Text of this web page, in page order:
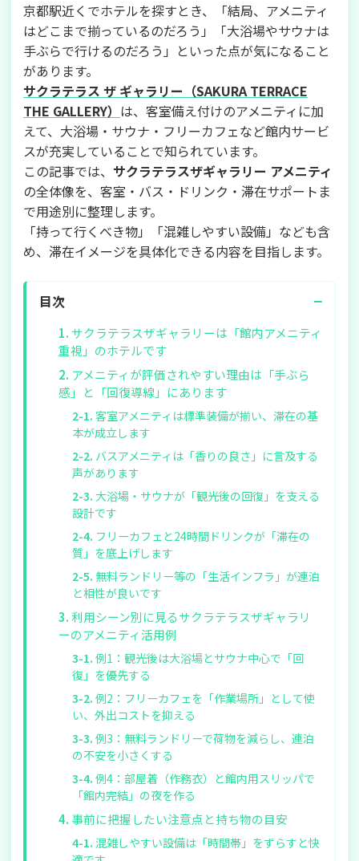
京都駅近くでホテルを探すとき、「結局、アメニティ
はどこまで揃っているのだろう」「大浴場やサウナは
手ぶらで行けるのだろう」といった点が気になること
があります。
サクラテラス ザ ギャラリー（SAKURA TERRACE
THE GALLERY） は、客室備え付けのアメニティに加
えて、大浴場・サウナ・フリーカフェなど館内サービ
スが充実していることで知られています。
この記事では、 サクラテラスザギャラリー アメニティ
の全体像を、客室・バス・ドリンク・滞在サポートま
で用途別に整理します。
「持って行くべき物」「混雑しやすい設備」なども含
め、滞在イメージを具体化できる内容を目指します。
目次 −
サクラテラスザギャラリーは「館内アメニティ
重視」のホテルです
アメニティが評価されやすい理由は「手ぶら
感」と「回復導線」にあります
客室アメニティは標準装備が揃い、滞在の基
本が成立します
バスアメニティは「香りの良さ」に言及する
声があります
大浴場・サウナが「観光後の回復」を支える
設計です
フリーカフェと24時間ドリンクが「滞在の
質」を底上げします
無料ランドリー等の「生活インフラ」が連泊
と相性が良いです
利用シーン別に見るサクラテラスザギャラリ
ーのアメニティ活用例
例1：観光後は大浴場とサウナ中心で「回
復」を優先する
例2：フリーカフェを「作業場所」として使
い、外出コストを抑える
例3：無料ランドリーで荷物を減らし、連泊
の不安を小さくする
例4：部屋着（作務衣）と館内用スリッパで
「館内完結」の夜を作る
事前に把握したい注意点と持ち物の目安
混雑しやすい設備は「時間帯」をずらすと快